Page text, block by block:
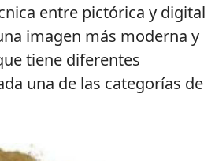
entre pictórica y digital
imagen más moderna y
tiene diferentes
una de las categorías de